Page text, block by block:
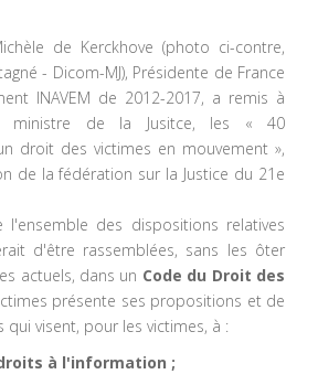
de Kerckhove (photo ci-contre,
- Dicom-MJ), Présidente de France
INAVEM de 2012-2017, a remis à
ministre de la Jusitce, les « 40
droit des victimes en mouvement »,
de la fédération sur la Justice du 21e
des dispositions relatives
d'être rassemblées, sans les ôter
actuels, dans un Code du Droit des
présente ses propositions et de
visent, pour les victimes, à :
à l'information ;